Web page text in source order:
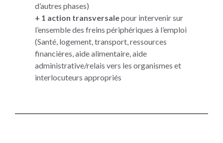
d’autres phases)
+ 1 action transversalepour intervenir sur
l’ensemble des freins périphériques à l’emploi
(Santé, logement, transport, ressources
financières, aide alimentaire, aide
administrative/relais vers les organismes et
interlocuteurs appropriés